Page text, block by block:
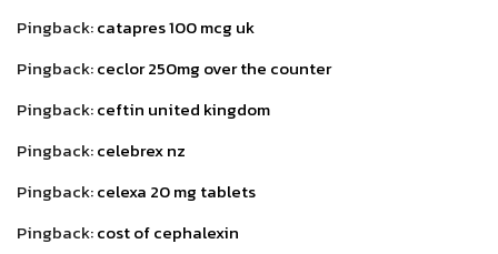
Pingback:catapres 100 mcg uk
Pingback:ceclor 250mg over the counter
Pingback:ceftin united kingdom
Pingback:celebrex nz
Pingback:celexa 20 mg tablets
Pingback:cost of cephalexin